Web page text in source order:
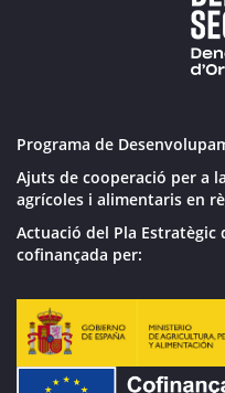
Programa de
Ajuts de cooperació per a
agrícoles i alimentaris en
Actuació del Pla Estratègic
cofinançada per: